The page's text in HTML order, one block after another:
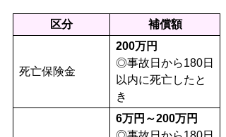
区分 補償額
死亡保険金
200万円
◎事故日から180日
以内に死亡したと
き
6万円～200万円